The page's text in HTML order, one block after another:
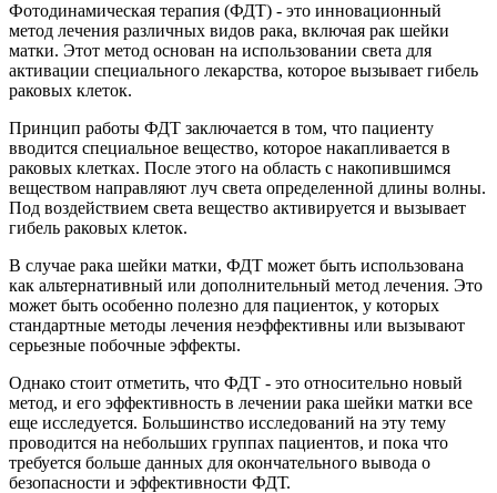
Фотодинамическая терапия (ФДТ) - это инновационный
метод лечения различных видов рака, включая рак шейки
матки. Этот метод основан на использовании света для
активации специального лекарства, которое вызывает гибель
раковых клеток.
Принцип работы ФДТ заключается в том, что пациенту
вводится специальное вещество, которое накапливается в
раковых клетках. После этого на область с накопившимся
веществом направляют луч света определенной длины волны.
Под воздействием света вещество активируется и вызывает
гибель раковых клеток.
В случае рака шейки матки, ФДТ может быть использована
как альтернативный или дополнительный метод лечения. Это
может быть особенно полезно для пациенток, у которых
стандартные методы лечения неэффективны или вызывают
серьезные побочные эффекты.
Однако стоит отметить, что ФДТ - это относительно новый
метод, и его эффективность в лечении рака шейки матки все
еще исследуется. Большинство исследований на эту тему
проводится на небольших группах пациентов, и пока что
требуется больше данных для окончательного вывода о
безопасности и эффективности ФДТ.